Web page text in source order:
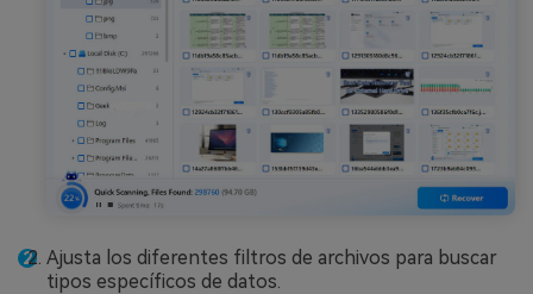
Ajusta los diferentes filtros de archivos para buscar
tipos específicos de datos.